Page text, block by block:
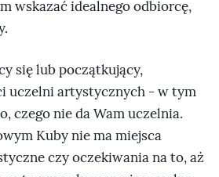
wskazać idealnego odbiorcę,
się lub początkujący,
uczelni artystycznych - w tym
czego nie da Wam uczelnia.
Kuby nie ma miejsca
czy oczekiwania na to, aż